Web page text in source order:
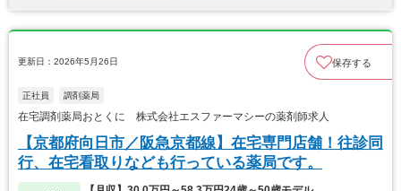
更新日：2026年5月26日 保存する
正社員 調剤薬局
在宅調剤薬局おとくに 株式会社エスファーマシーの薬剤師求人
【京都府向日市／阪急京都線】在宅専門店舗！往診同
行、在宅看取りなども行っている薬局です。